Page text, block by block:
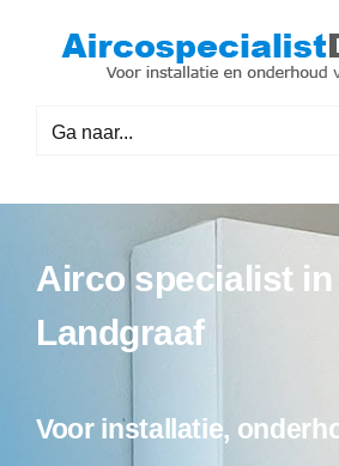
Ga naar...
Airco specialist in
Landgraaf
Voor installatie,